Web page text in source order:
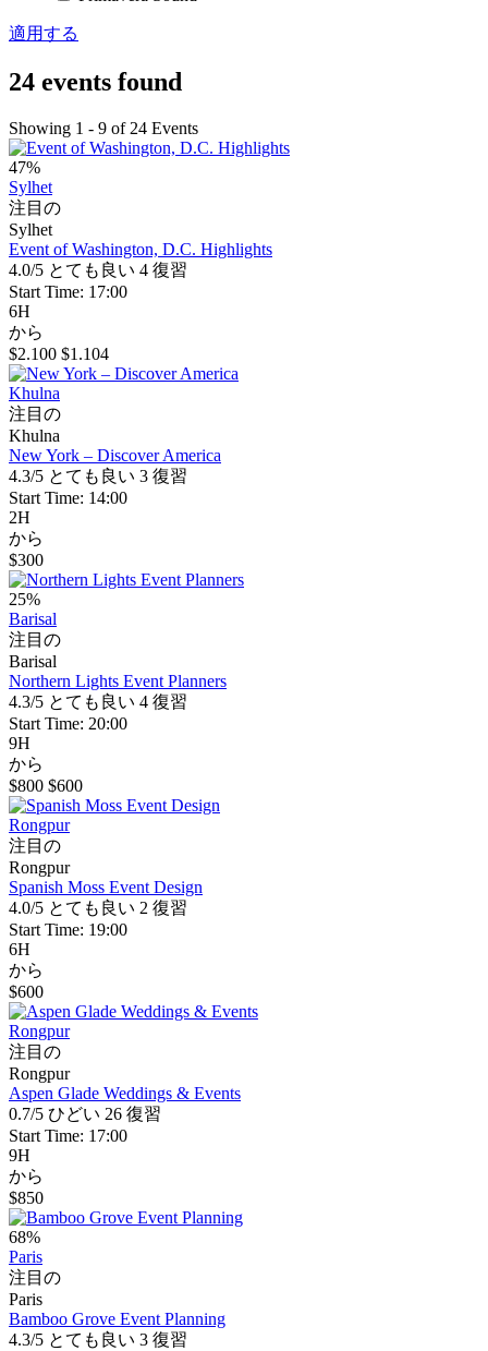
適用する
24 events found
Showing 1 - 9 of 24 Events
47%
Sylhet
注目の
Sylhet
Event of Washington, D.C. Highlights
4.0/5 とても良い 4 復習
Start Time: 17:00
6H
から
$2.100 $1.104
Khulna
注目の
Khulna
New York – Discover America
4.3/5 とても良い 3 復習
Start Time: 14:00
2H
から
$300
25%
Barisal
注目の
Barisal
Northern Lights Event Planners
4.3/5 とても良い 4 復習
Start Time: 20:00
9H
から
$800 $600
Rongpur
注目の
Rongpur
Spanish Moss Event Design
4.0/5 とても良い 2 復習
Start Time: 19:00
6H
から
$600
Rongpur
注目の
Rongpur
Aspen Glade Weddings & Events
0.7/5 ひどい 26 復習
Start Time: 17:00
9H
から
$850
68%
Paris
注目の
Paris
Bamboo Grove Event Planning
4.3/5 とても良い 3 復習